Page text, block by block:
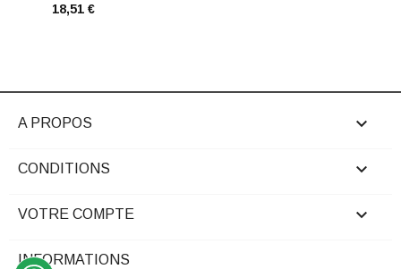
18,51 €
A PROPOS 
CONDITIONS 
VOTRE COMPTE 
INFORMATIONS